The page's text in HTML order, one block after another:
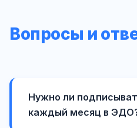
Вопросы и
Нужно ли
каждый месяц в